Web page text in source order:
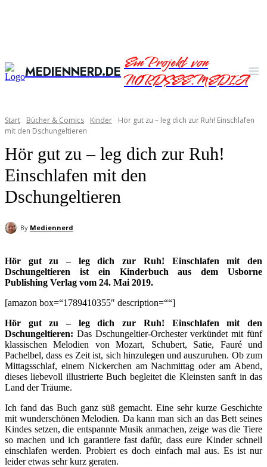
MEDIENNERD.DEEin Projekt von
NORDSEE.MEDIA
Start Bücher & Comics Kinder
Hör gut zu – leg dich zur Ruh! Einschlafen
mit den Dschungeltieren
Hör gut zu – leg dich zur Ruh!
Einschlafen mit den
Dschungeltieren
By Mediennerd
Hör gut zu – leg dich zur Ruh! Einschlafen mit den
Dschungeltieren ist ein Kinderbuch aus dem Usborne
Publishing Verlag vom 24. Mai 2019.
[amazon box=“1789410355″ description=““]
Hör gut zu – leg dich zur Ruh! Einschlafen mit den
Dschungeltieren: Das Dschungeltier-Orchester verkündet mit fünf
klassischen Melodien von Mozart, Schubert, Satie, Fauré und
Pachelbel, dass es Zeit ist, sich hinzulegen und auszuruhen. Ob zum
Mittagsschlaf, einem Nickerchen am Nachmittag oder am Abend,
dieses liebevoll illustrierte Buch begleitet die Kleinsten sanft in das
Land der Träume.
Ich fand das Buch ganz süß gemacht. Eine sehr kurze Geschichte
mit wunderschönen Melodien. Da kann man sich an das Bett seines
Kindes setzen, die entspannte Musik anmachen, zeige was die Tiere
so machen und ich garantiere fast dafür, dass eure Kinder schnell
einschlafen werden. Probiert es doch einfach mal aus. Es ist nur
leider etwas sehr kurz geraten.